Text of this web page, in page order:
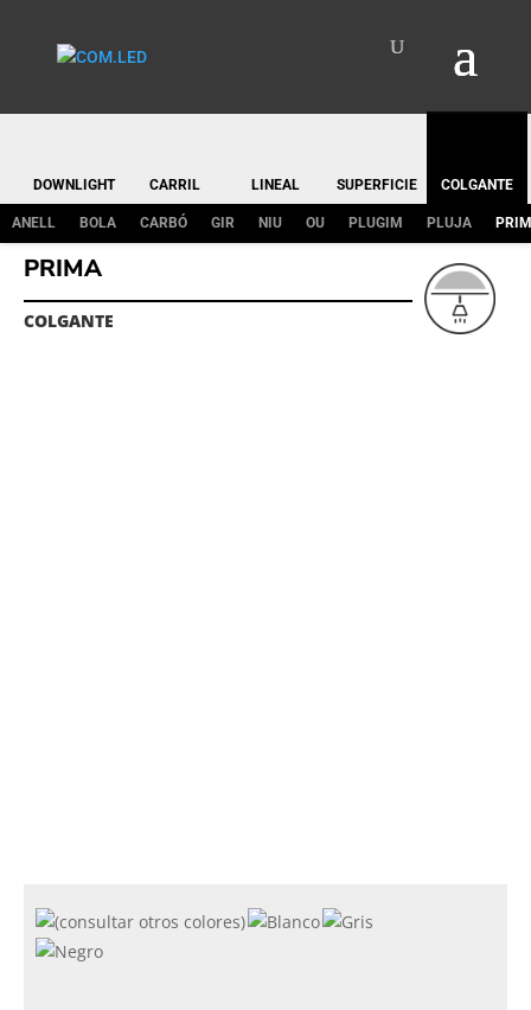
DOWNLIGHT CARRIL LINEAL SUPERFICIE COLGANTE
ANELL BOLA CARBÓ GIR NIU OU PLUGIM PLUJA
PRIMA
COLGANTE